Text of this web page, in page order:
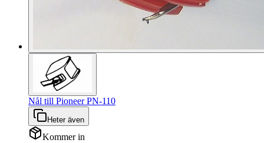
Nål till Pioneer PN-110
Heter även
Kommer in